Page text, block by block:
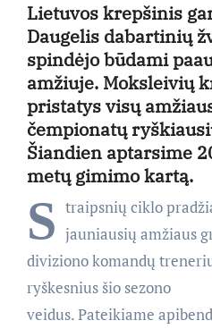
Lietuvos krepšinis
Daugelis dabartinių
spindėjo būdami
amžiuje. Moksleivių
pristatys visų
čempionatų
Šiandien aptarsime
metų gimimo kartą.
S traipsnių ciklo
jauniausių amžiaus
diviziono komandų
ryškesnius šio sezono
veidus. Pateikiame